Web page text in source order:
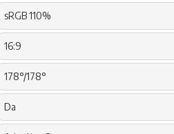
sRGB 110%
16:9
178°/178°
Da